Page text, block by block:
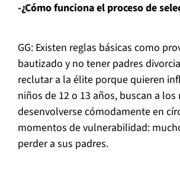
-¿Cómo funciona el proceso de
GG: Existen reglas básicas como
bautizado y no tener padres
reclutar a la élite porque quieren
niños de 12 o 13 años, buscan a
desenvolverse cómodamente en
momentos de vulnerabilidad:
perder a sus padres.